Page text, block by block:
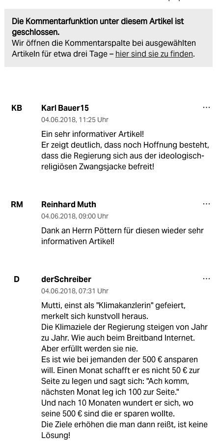
Die Kommentarfunktion unter diesem Artikel ist
geschlossen.
Wir öffnen die Kommentarspalte bei ausgewählten
Artikeln für etwa drei Tage – hier sind sie zu finden.
KB Karl Bauer15
04.06.2018, 11:25 Uhr
Ein sehr informativer Artikel!
Er zeigt deutlich, dass noch Hoffnung besteht,
dass die Regierung sich aus der ideologisch-
religiösen Zwangsjacke befreit!
RM Reinhard Muth
04.06.2018, 09:00 Uhr
Dank an Herrn Pöttern für diesen wieder sehr
informativen Artikel!
D derSchreiber
04.06.2018, 07:31 Uhr
Mutti, einst als "Klimakanzlerin" gefeiert,
merkelt sich kunstvoll heraus.
Die Klimaziele der Regierung steigen von Jahr
zu Jahr. Wie auch beim Breitband Internet.
Aber erfüllt werden sie nie.
Es ist wie bei jemanden der 500 € ansparen
will. Einen Monat schafft er es nicht 50 € zur
Seite zu legen und sagt sich: "Ach komm,
nächsten Monat leg ich 100 zur Seite."
Und nach 10 Monaten wundert er sich, wo
seine 500 € sind die er sparen wollte.
Die Ziele erhöhen die man dann reißt, ist keine
Lösung!